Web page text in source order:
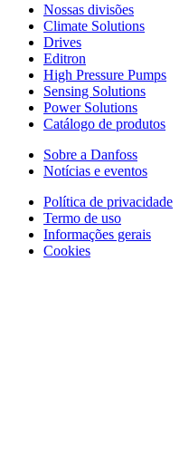
Nossas divisões
Climate Solutions
Drives
Editron
High Pressure Pumps
Sensing Solutions
Power Solutions
Catálogo de produtos
Sobre a Danfoss
Notícias e eventos
Política de privacidade
Termo de uso
Informações gerais
Cookies